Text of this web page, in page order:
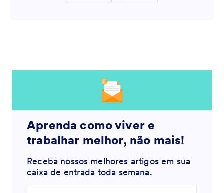
Aprenda como viver e
trabalhar melhor, não mais!
Receba nossos melhores artigos em sua
caixa de entrada toda semana.